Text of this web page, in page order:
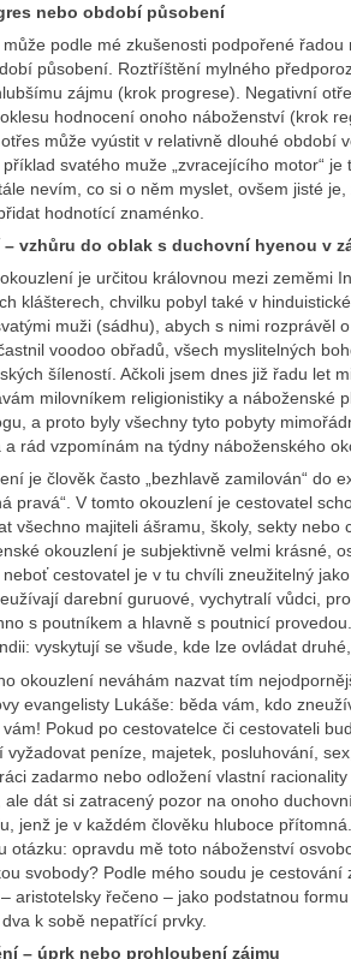
nebo období působení
podle mé zkušenosti podpořené
působení. Roztříštění mylného
zájmu (krok progrese). Negativní
hodnocení onoho náboženství (krok
může vyústit v relativně dlouhé období
svatého muže „zvracejícího motor“
nevím, co si o něm myslet, ovšem jisté
hodnotící znaménko.
vzhůru do oblak s duchovní hyenou v
je určitou královnou mezi zeměmi
klášterech, chvilku pobyl také v
muži (sádhu), abych s nimi rozprávěl
voodoo obřadů, všech myslitelných
šíleností. Ačkoli jsem dnes již řadu let
milovníkem religionistiky a náboženské
a proto byly všechny tyto pobyty
rád vzpomínám na týdny náboženského
je člověk často „bezhlavě zamilován“ do
pravá“. V tomto okouzlení je cestovatel
všechno majiteli ášramu, školy, sekty nebo
okouzlení je subjektivně velmi krásné,
cestovatel je v tu chvíli zneužitelný
darební guruové, vychytralí vůdci,
s poutníkem a hlavně s poutnicí
vyskytují se všude, kde lze ovládat
okouzlení neváhám nazvat tím
evangelisty Lukáše: běda vám, kdo
Pokud po cestovatelce či cestovateli
vyžadovat peníze, majetek, posluhování,
zadarmo nebo odložení vlastní
dát si zatracený pozor na onoho
jenž je v každém člověku hluboce
otázku: opravdu mě toto náboženství
svobody? Podle mého soudu je cestování
aristotelsky řečeno – jako podstatnou
k sobě nepatřící prvky.
– úprk nebo prohloubení zájmu